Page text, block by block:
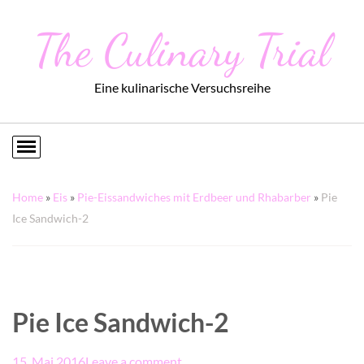
The Culinary Trial
Eine kulinarische Versuchsreihe
Home » Eis » Pie-Eissandwiches mit Erdbeer und Rhabarber » Pie
Ice Sandwich-2
Pie Ice Sandwich-2